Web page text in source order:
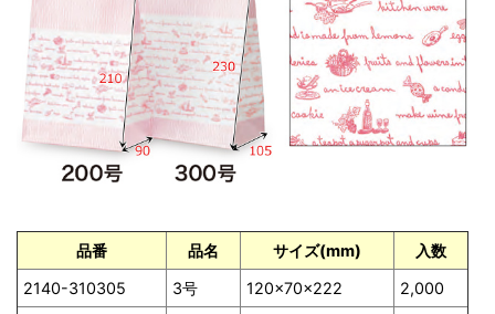
品番 品名 サイズ(mm)
入数
2140-310305
3号 120×70×222
2,000